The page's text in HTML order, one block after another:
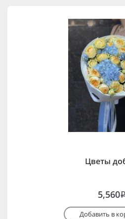
Цветы
5,560i
Добавить в